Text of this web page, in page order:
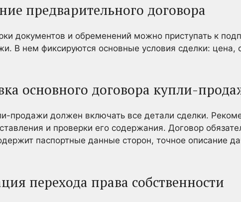
предварительного договора
документов и обременений можно приступать к
В нем фиксируются основные условия сделки: цена,
основного договора купли-
продажи должен включать все детали сделки.
и проверки его содержания. Договор
паспортные данные сторон, точное описание
перехода права собственности